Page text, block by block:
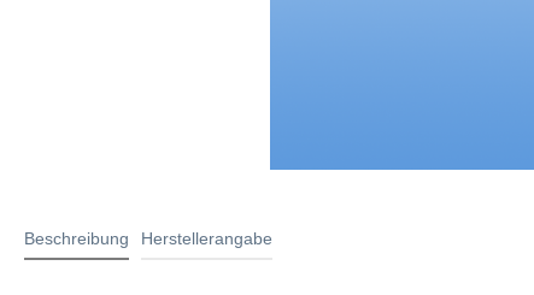
Beschreibung Herstellerangabe